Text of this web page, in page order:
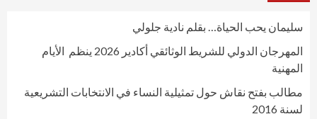
سليمان يحب الحياة… بقلم نادية جلولي
المهرجان الدولي للشريط الوثائقي أكادير 2026 ينظم الأيام
المهنية
مطالب بفتح نقاش حول تمثيلية النساء في الانتخابات التشريعية
لسنة 2016